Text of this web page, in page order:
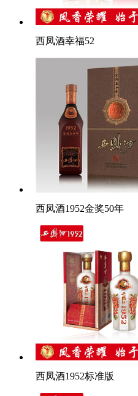
西凤酒幸福52
西凤酒1952金奖50年
西凤酒1952标准版